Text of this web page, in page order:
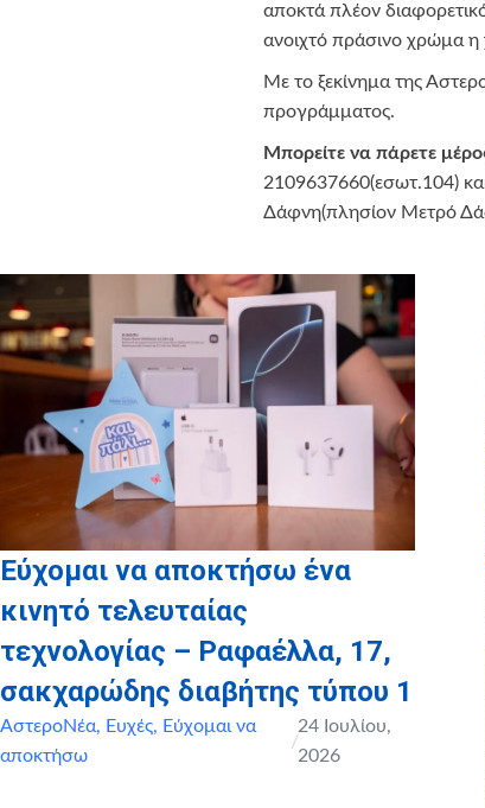
αποκτά πλέον
ανοιχτό πράσινο χρώμα η
Με το ξεκίνημα της
προγράμματος.
Μπορείτε να πάρετε μέρο
2109637660(εσωτ.104)
Δάφνη(πλησίον Μετρό
Εύχομαι να αποκτήσω ένα
κινητό τελευταίας
τεχνολογίας – Ραφαέλλα, 17,
σακχαρώδης διαβήτης τύπου 1
ΑστεροΝέα, Ευχές, Εύχομαι να
αποκτήσω
/
24 Ιουλίου,
2026